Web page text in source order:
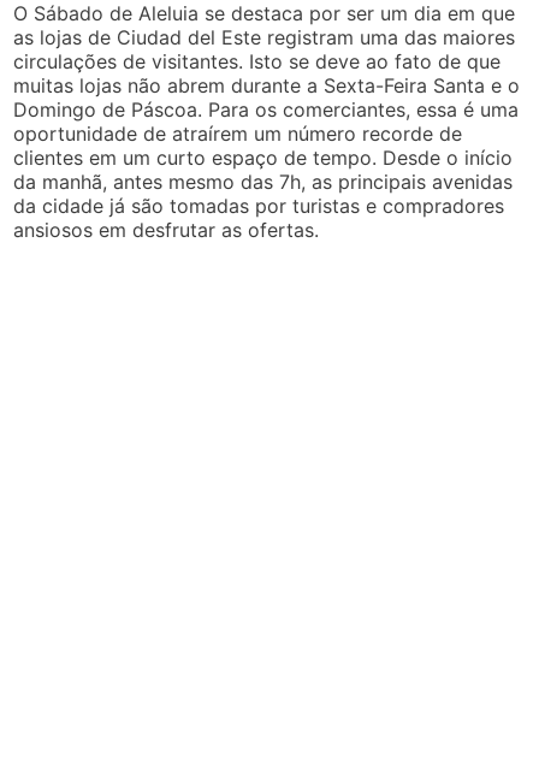
O Sábado de Aleluia se destaca por ser um dia em que
as lojas de Ciudad del Este registram uma das maiores
circulações de visitantes. Isto se deve ao fato de que
muitas lojas não abrem durante a Sexta-Feira Santa e o
Domingo de Páscoa. Para os comerciantes, essa é uma
oportunidade de atraírem um número recorde de
clientes em um curto espaço de tempo. Desde o início
da manhã, antes mesmo das 7h, as principais avenidas
da cidade já são tomadas por turistas e compradores
ansiosos em desfrutar as ofertas.